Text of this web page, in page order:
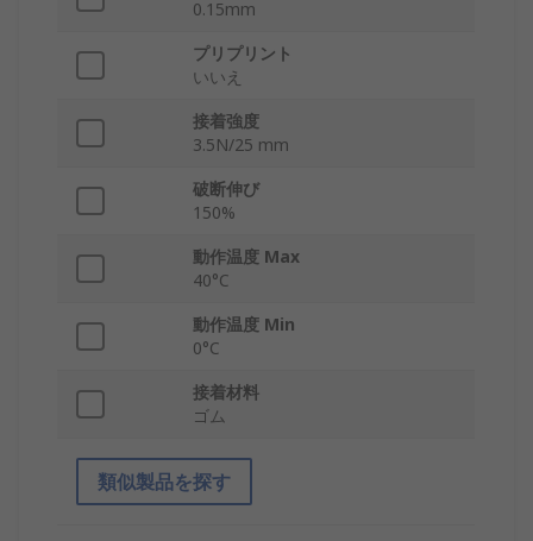
0.15mm
プリプリント
いいえ
接着強度
3.5N/25 mm
破断伸び
150%
動作温度 Max
40°C
動作温度 Min
0°C
接着材料
ゴム
類似製品を探す